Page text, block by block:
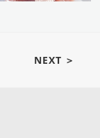
NEXT ＞